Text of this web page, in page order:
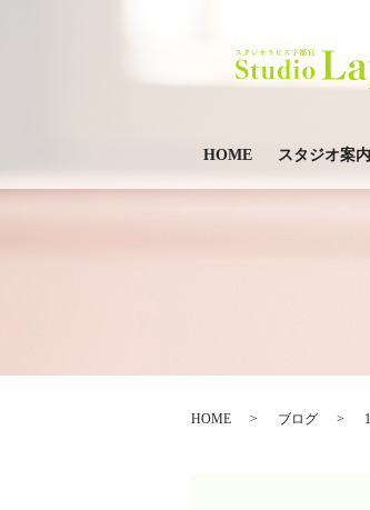
HOME スタジオ案内
HOME ブログ